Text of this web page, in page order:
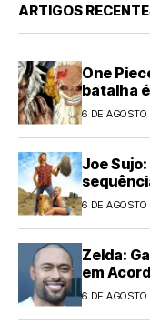
ARTIGOS
One
batalha
6 DE
Joe
6 DE
Zelda:
em
6 DE